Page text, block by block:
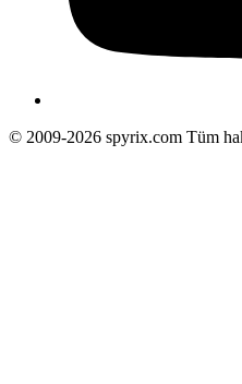
© 2009-2026 spyrix.com Tüm